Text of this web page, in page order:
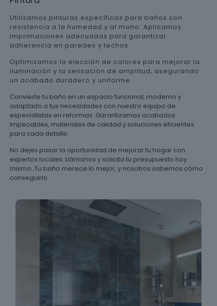
Utilizamos pinturas específicas para baños con
resistencia a la humedad y al moho. Aplicamos
imprimaciones adecuadas para garantizar
adherencia en paredes y techos.
Optimizamos la elección de colores para mejorar la
iluminación y la sensación de amplitud, asegurando
un acabado duradero y uniforme.
Convierte tu baño en un espacio funcional, moderno y
adaptado a tus necesidades con nuestro equipo de
especialistas en reformas. Garantizamos acabados
impecables, materiales de calidad y soluciones eficientes
para cada detalle.
No dejes pasar la oportunidad de mejorar tu hogar con
expertos locales. Llámanos y solicita tu presupuesto hoy
mismo. Tu baño merece lo mejor, y nosotros sabemos cómo
conseguirlo.